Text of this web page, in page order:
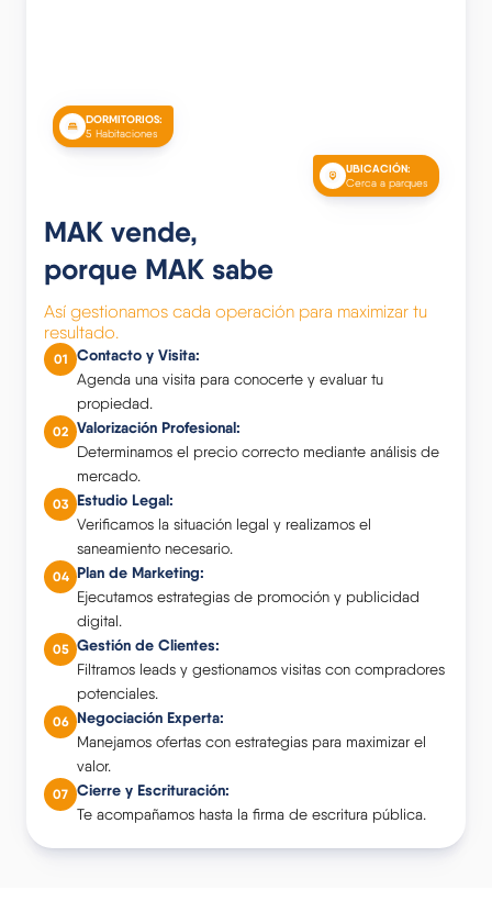
DORMITORIOS:
5 Habitaciones
UBICACIÓN:
Cerca a parques
MAK vende,
porque MAK sabe
Así gestionamos cada operación para maximizar tu
resultado.
01 Contacto y Visita:
Agenda una visita para conocerte y evaluar tu
propiedad.
02 Valorización Profesional:
Determinamos el precio correcto mediante análisis de
mercado.
03 Estudio Legal:
Verificamos la situación legal y realizamos el
saneamiento necesario.
04 Plan de Marketing:
Ejecutamos estrategias de promoción y publicidad
digital.
05 Gestión de Clientes:
Filtramos leads y gestionamos visitas con compradores
potenciales.
06 Negociación Experta:
Manejamos ofertas con estrategias para maximizar el
valor.
07 Cierre y Escrituración:
Te acompañamos hasta la firma de escritura pública.